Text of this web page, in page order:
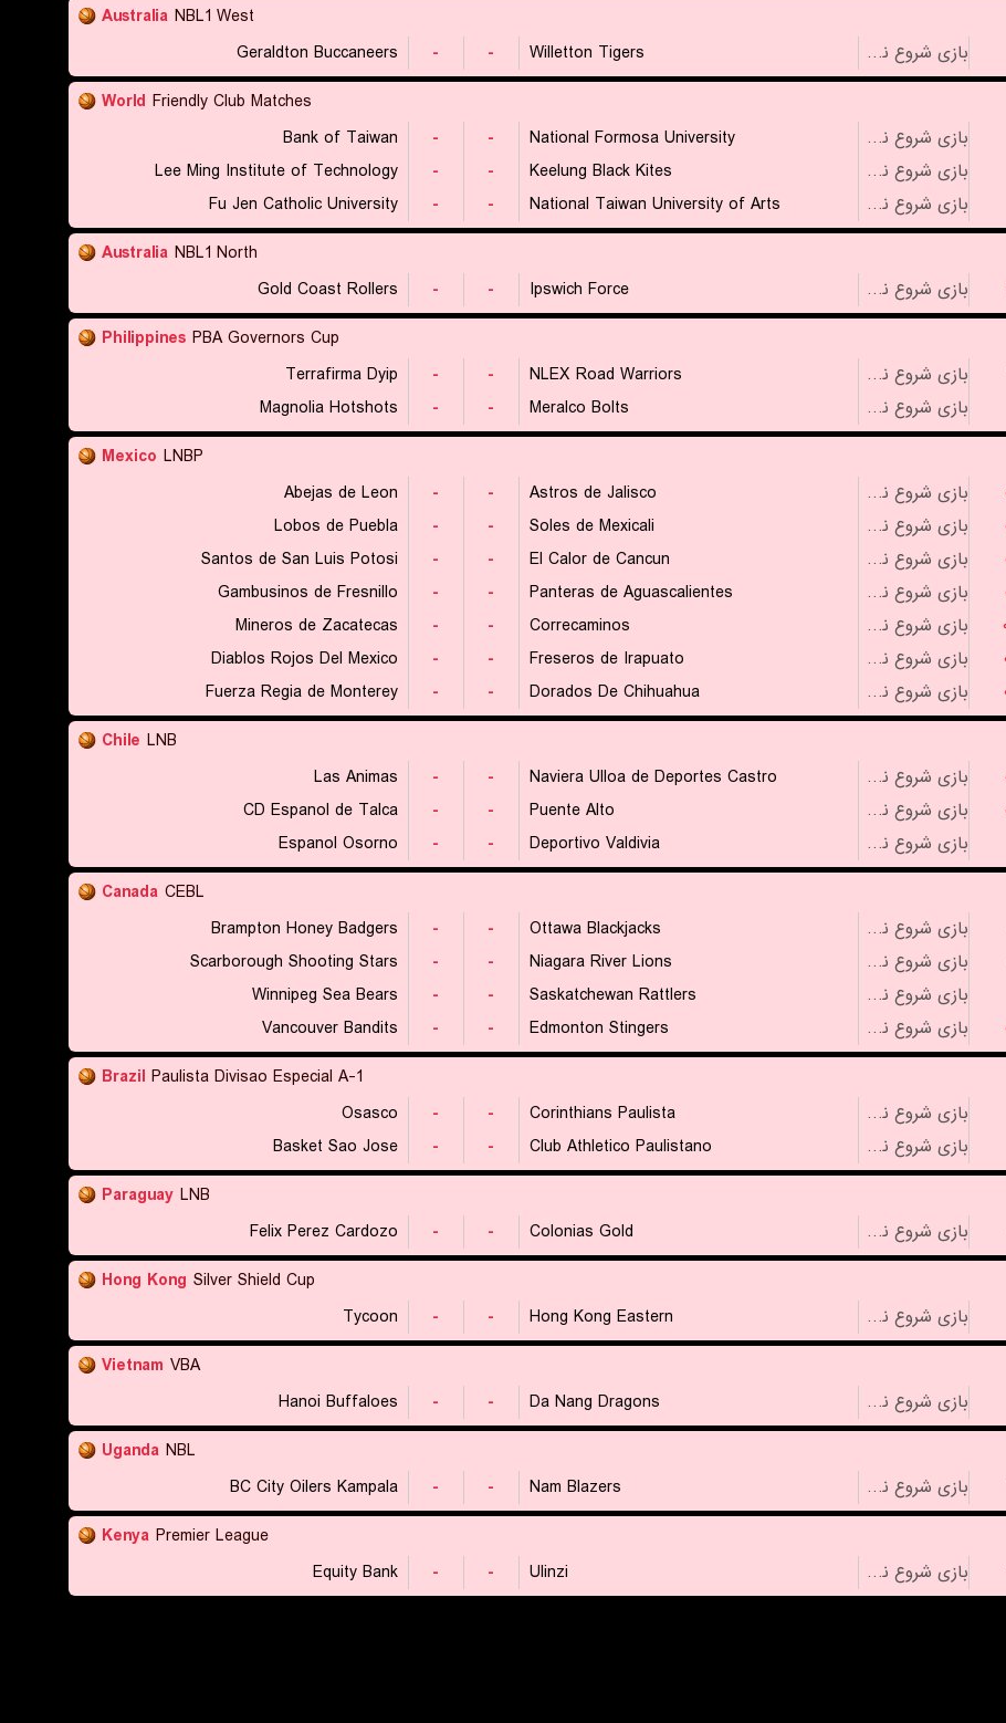
Australia NBL1 West
Geraldton Buccaneers
- - Willetton Tigers بازی شروع نشده است
World Friendly Club Matches
Bank of Taiwan
- - National Formosa University بازی شروع نشده است
Lee Ming Institute of Technology
- - Keelung Black Kites بازی شروع نشده است
Fu Jen Catholic University
- - National Taiwan University of Arts بازی شروع نشده است
Australia NBL1 North
Gold Coast Rollers
- - Ipswich Force بازی شروع نشده است
Philippines PBA Governors Cup
Terrafirma Dyip
- - NLEX Road Warriors بازی شروع نشده است
Magnolia Hotshots
- - Meralco Bolts بازی شروع نشده است
Mexico LNBP
Abejas de Leon
- - Astros de Jalisco بازی شروع نشده است
Lobos de Puebla
- - Soles de Mexicali بازی شروع نشده است
Santos de San Luis Potosi
- - El Calor de Cancun بازی شروع نشده است
Gambusinos de Fresnillo
- - Panteras de Aguascalientes بازی شروع نشده است
Mineros de Zacatecas
- - Correcaminos بازی شروع نشده است
Diablos Rojos Del Mexico
- - Freseros de Irapuato بازی شروع نشده است
Fuerza Regia de Monterey
- - Dorados De Chihuahua بازی شروع نشده است
Chile LNB
Las Animas
- - Naviera Ulloa de Deportes Castro بازی شروع نشده است
CD Espanol de Talca
- - Puente Alto بازی شروع نشده است
Espanol Osorno
- - Deportivo Valdivia بازی شروع نشده است
Canada CEBL
Brampton Honey Badgers
- - Ottawa Blackjacks بازی شروع نشده است
Scarborough Shooting Stars
- - Niagara River Lions بازی شروع نشده است
Winnipeg Sea Bears
- - Saskatchewan Rattlers بازی شروع نشده است
Vancouver Bandits
- - Edmonton Stingers بازی شروع نشده است
Brazil Paulista Divisao Especial A-1
Osasco
- - Corinthians Paulista بازی شروع نشده است
Basket Sao Jose
- - Club Athletico Paulistano بازی شروع نشده است
Paraguay LNB
Felix Perez Cardozo
- - Colonias Gold بازی شروع نشده است
Hong Kong Silver Shield Cup
Tycoon
- - Hong Kong Eastern بازی شروع نشده است
Vietnam VBA
Hanoi Buffaloes
- - Da Nang Dragons بازی شروع نشده است
Uganda NBL
BC City Oilers Kampala
- - Nam Blazers بازی شروع نشده است
Kenya Premier League
Equity Bank
- - Ulinzi بازی شروع نشده است